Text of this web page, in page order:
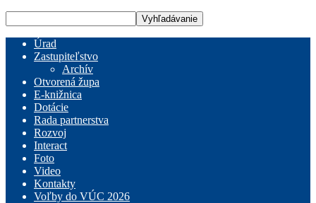
Úrad
Zastupiteľstvo
Archív
Otvorená župa
E-knižnica
Dotácie
Rada partnerstva
Rozvoj
Interact
Foto
Video
Kontakty
Voľby do VÚC 2026